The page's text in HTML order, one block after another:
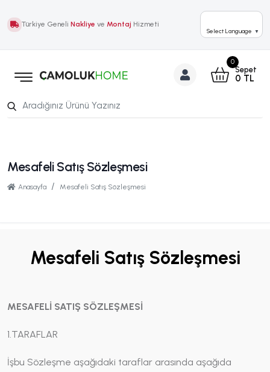
Türkiye Geneli Nakliye ve Montaj Hizmeti
Select Language ▼
0
Sepet
0 TL
Mesafeli Satış Sözleşmesi
Anasayfa Mesafeli Satış Sözleşmesi
Mesafeli Satış Sözleşmesi
MESAFELİ SATIŞ SÖZLEŞMESİ
1.TARAFLAR
İşbu Sözleşme aşağıdaki taraflar arasında aşağıda